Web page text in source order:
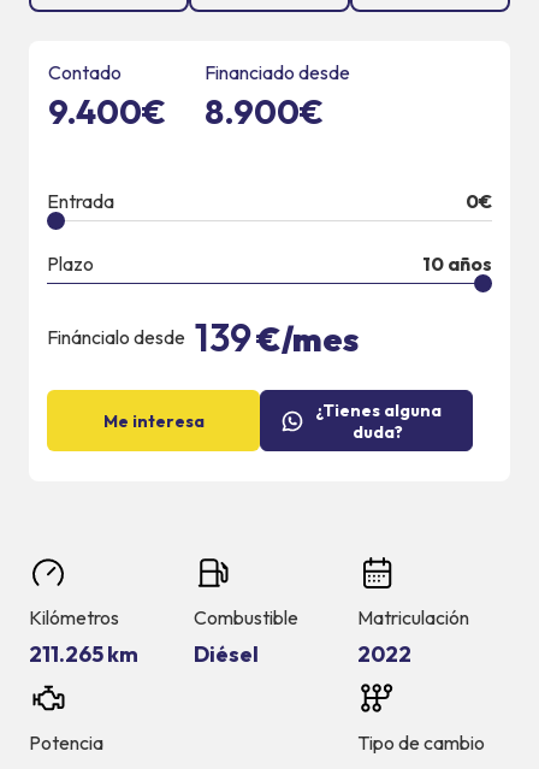
Contado
9.400€
Financiado desde
8.900€
Entrada 0€
Plazo 10 años
Fináncialo desde 139€/mes
Me interesa
¿Tienes alguna
duda?
Kilómetros
211.265 km
Combustible
Diésel
Matriculación
2022
Potencia Tipo de cambio